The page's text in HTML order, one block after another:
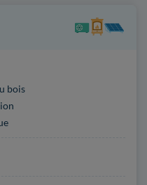
bois